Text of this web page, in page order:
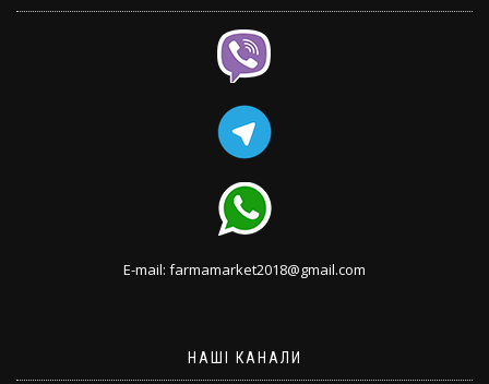
E-mail: farmamarket2018@gmail.com
НАШІ КАНАЛИ